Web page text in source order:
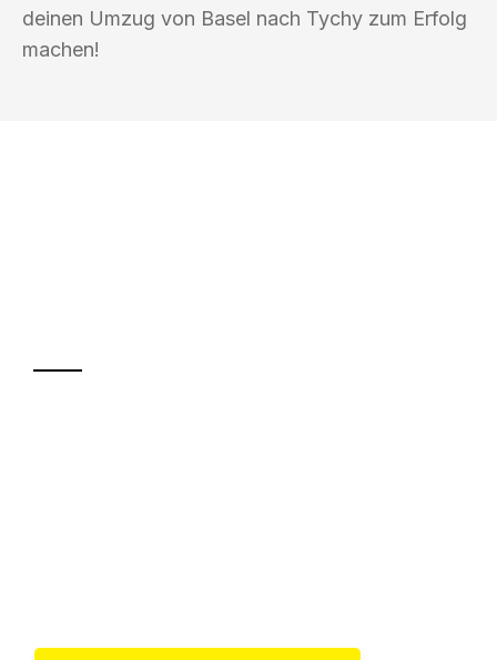
deinen Umzug von Basel nach Tychy zum Erfolg
machen!